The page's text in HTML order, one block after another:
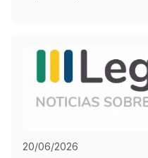
20/06/2026